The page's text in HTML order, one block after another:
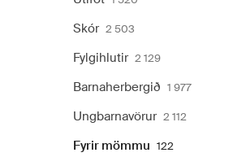
Skór 2 503
Fylgihlutir 2 129
Barnaherbergið 1 977
Ungbarnavörur 2 112
Fyrir mömmu 122